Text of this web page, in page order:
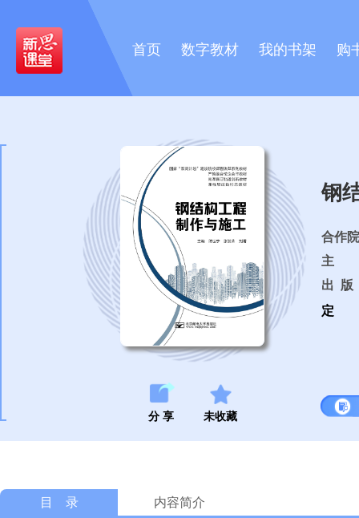
首页 数字教材 我的书架 购
分 享 未收藏
钢
合作
主
出 版
定
目 录 内容简介